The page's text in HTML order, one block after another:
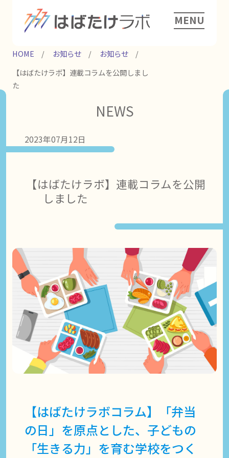
MENU
HOME お知らせ
お知らせ
【はばたけラボ】連載コラムを公開しまし
た
NEWS
2023年07月12日
【はばたけラボ】連載コラムを公開
しました
【はばたけラボコラム】「弁当
の日」を原点とした、子どもの
「生きる力」を育む学校をつく